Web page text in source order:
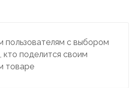
пользователям с выбором
кто поделится своим
товаре